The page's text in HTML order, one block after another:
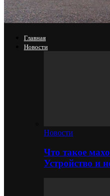
Главная
Новости
Новости
Что такое
Устройство и